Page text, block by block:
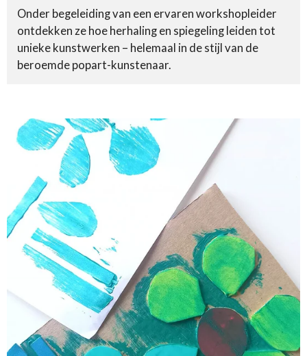
Onder begeleiding van een ervaren workshopleider
ontdekken ze hoe herhaling en spiegeling leiden tot
unieke kunstwerken – helemaal in de stijl van de
beroemde popart-kunstenaar.